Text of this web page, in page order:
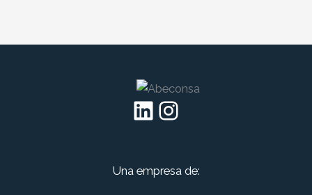
LinkedIn Instagram
Una empresa de: